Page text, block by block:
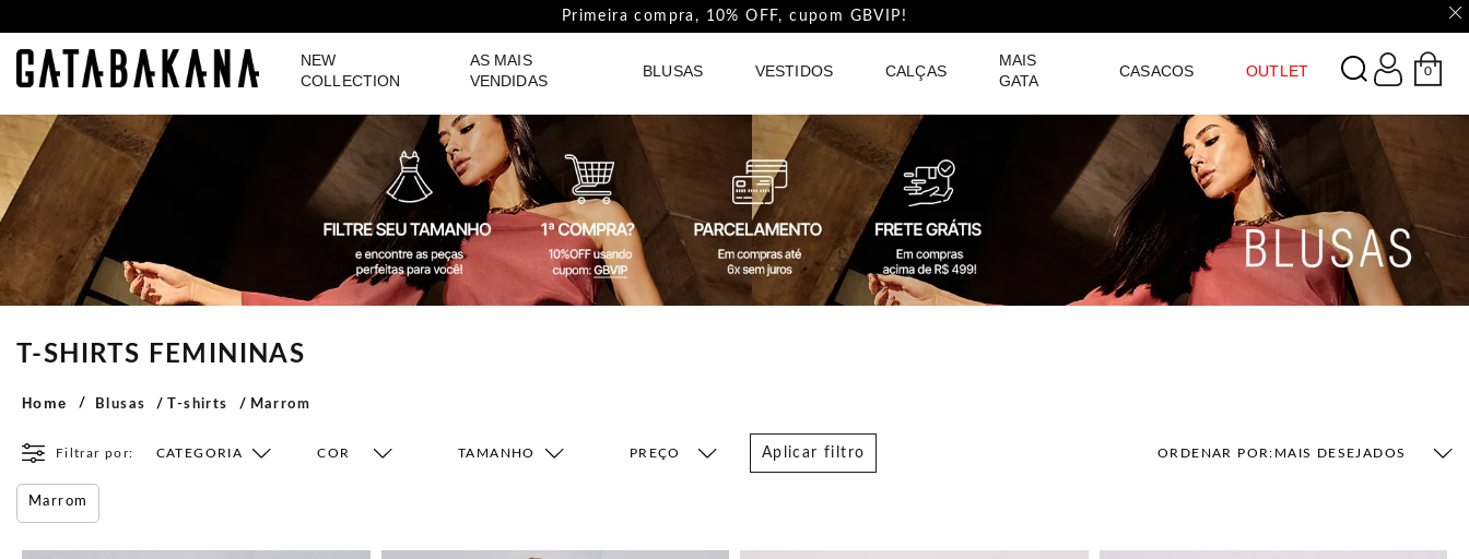
Pague com PIX e ganhe 5%Off na Coleção Outline!
NEW
COLLECTION
AS MAIS
VENDIDAS
BLUSAS VESTIDOS CALÇAS
MAIS
GATA
CASACOS OUTLET
GATABAKANA 0
T-SHIRTS FEMININAS
Home Blusas T-shirts Marrom
Filtrar por: CATEGORIA COR TAMANHO Aplicar filtro ORDENAR POR: MAIS DESEJADOS
Marrom